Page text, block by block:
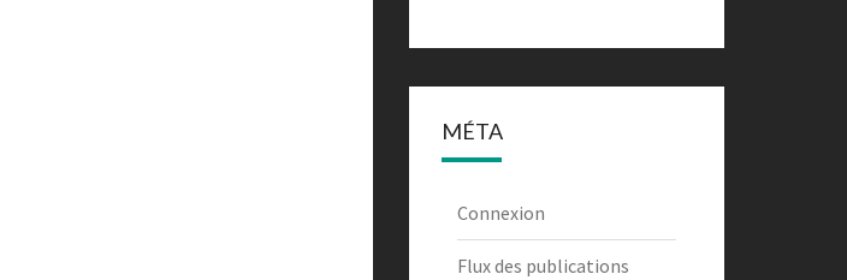
MÉTA
Connexion
Flux des publications